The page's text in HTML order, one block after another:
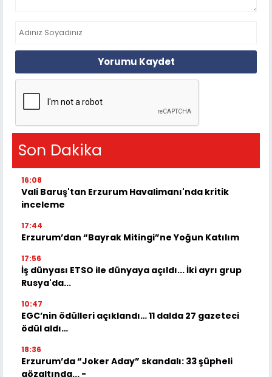
Yorumu Kaydet
Son Dakika
16:08
Vali Baruş'tan Erzurum Havalimanı'nda kritik
inceleme
17:44
Erzurum’dan “Bayrak Mitingi”ne Yoğun Katılım
17:56
İş dünyası ETSO ile dünyaya açıldı... İki ayrı grup
Rusya'da...
10:47
EGC’nin ödülleri açıklandı… 11 dalda 27 gazeteci
ödül aldı…
18:36
Erzurum’da “Joker Aday” skandalı: 33 şüpheli
gözaltında... -